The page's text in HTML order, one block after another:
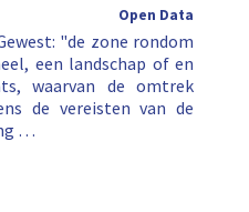
Open Data
"de zone rondom
een landschap of en
waarvan de omtrek
de vereisten van de
…